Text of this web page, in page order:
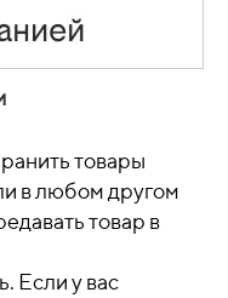
товары
в любом другом
товар в
Если у вас